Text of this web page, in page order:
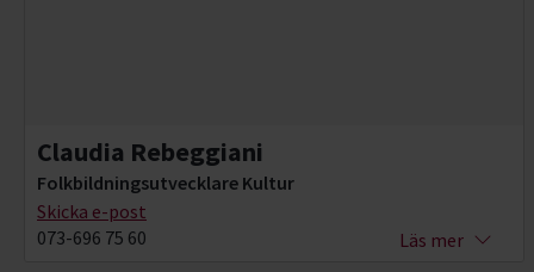
Claudia Rebeggiani
Folkbildningsutvecklare Kultur
Skicka e-post
073-696 75 60
Läs mer